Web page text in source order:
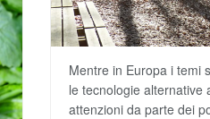
Mentre in Europa i temi
le tecnologie alternative
attenzioni da parte dei